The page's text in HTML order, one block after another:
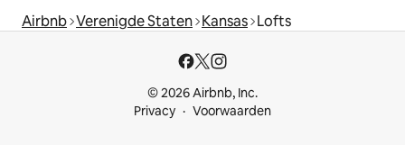
Airbnb Verenigde Staten Kansas Lofts
© 2026 Airbnb, Inc.
Privacy
Voorwaarden